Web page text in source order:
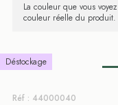
La couleur que vous
couleur réelle du produit.
Déstockage
Réf : 44000040